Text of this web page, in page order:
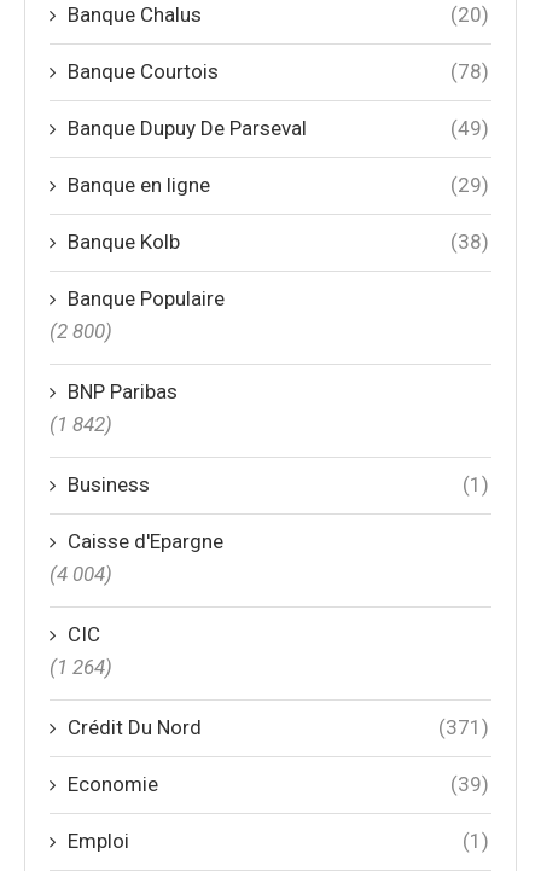
Banque Chalus (20)
Banque Courtois (78)
Banque Dupuy De Parseval (49)
Banque en ligne (29)
Banque Kolb (38)
Banque Populaire
(2 800)
BNP Paribas
(1 842)
Business (1)
Caisse d'Epargne
(4 004)
CIC
(1 264)
Crédit Du Nord (371)
Economie (39)
Emploi (1)